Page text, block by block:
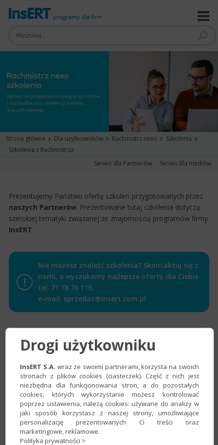
Strona główna Dla użytkowników Rachmistrz nexo
Szkolenia
Szkolenia z Rachmistrza
Serwis dla Partnerów
Serwis dla mediów
Prezentujemy Państwu ofertę szkoleń przygotowanych przez
naszych Partnerów. Prezentowane tutaj szkolenia dotyczą
szerokiej tematyki związanej ze znajomością programów firmy
InsERT.
Nie możesz znaleźć szkolenia? Skontaktuj się z
nami, a wyszukamy najlepsze oferty dla Ciebie
tel. 71 78 76 110,
e-mail: sprzedaz@insert.com.pl
Znaleziono1
szkolenie.
Pokaż
wszystkie
Drogi użytkowniku
InsERT S.A. wraz ze swoimi partnerami, korzysta na swoich
stronach z plików cookies (ciasteczek). Część z nich jest
niezbędna dla funkcjonowania stron, a do pozostałych
cookies, których wykorzystanie możesz kontrolować
poprzez ustawienia, należą cookies: używane do analizy w
jaki sposób korzystasz z naszej strony, umożliwiające
personalizację prezentowanych Ci treści oraz
marketingowe, reklamowe.
Polityka prywatności >